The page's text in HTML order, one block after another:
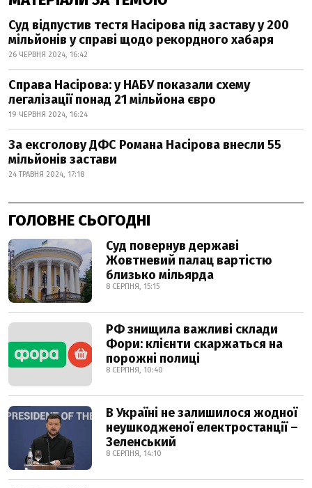
Суд відпустив тестя Насірова під заставу у 200
мільйонів у справі щодо рекордного хабаря
26 ЧЕРВНЯ 2024, 16:42
Справа Насірова: у НАБУ показали схему
легалізації понад 21 мільйона євро
19 ЧЕРВНЯ 2024, 16:24
За ексголову ДФС Романа Насірова внесли 55
мільйонів застави
24 ТРАВНЯ 2024, 17:18
ГОЛОВНЕ СЬОГОДНІ
Суд повернув державі
Жовтневий палац вартістю
близько мільярда
8 СЕРПНЯ, 15:15
РФ знищила важливі склади
Фори: клієнти скаржаться на
порожні полиці
8 СЕРПНЯ, 10:40
В Україні не залишилося жодної
неушкодженої електростанції –
Зеленський
8 СЕРПНЯ, 14:10